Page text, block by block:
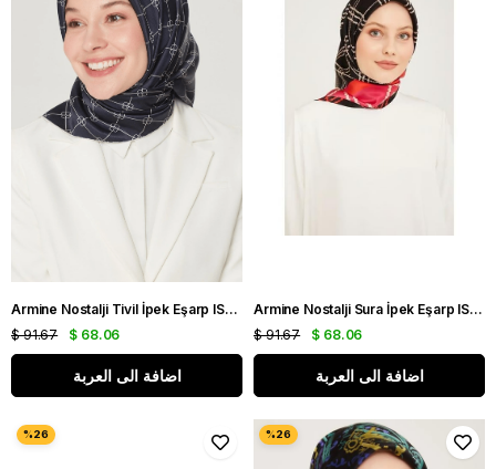
Armine Nostalji Tivil İpek Eşarp IST 8555-15 Lacivert Logo Desen
$ 68.06
$ 91.67
اضافة الى العربة
Armine Nostalji Sura İpek Eşarp IST 9040-39 Siyah Ekose Desen
$ 68.06
$ 91.67
اضافة الى العربة